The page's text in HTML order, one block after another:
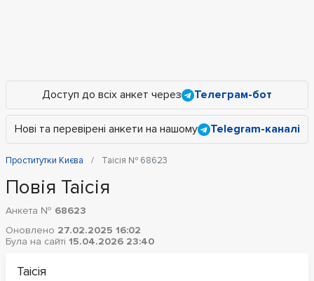
Доступ до всіх анкет через Телеграм-бот
Нові та перевірені анкети на нашому Telegram-каналі
Проститутки Києва Таісія № 68623
Повія Таісія
Анкета № 68623
Оновлено 27.02.2025 16:02
Була на сайті 15.04.2026 23:40
Таісія